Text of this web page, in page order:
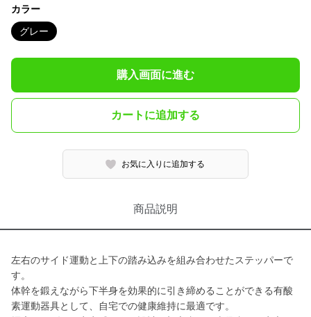
カラー
グレー
購入画面に進む
カートに追加する
お気に入りに追加する
商品説明
左右のサイド運動と上下の踏み込みを組み合わせたステッパーで
す。
体幹を鍛えながら下半身を効果的に引き締めることができる有酸
素運動器具として、自宅での健康維持に最適です。